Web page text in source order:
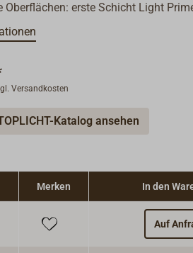
Oberflächen: erste Schicht Light
grundieren
gängige 1K- und 2K- Produkte
HEMPEL'S THINNER 845 (Art.Nr.
Anwender)
Versandkosten
Katalog ansehen
Merken In den
Auf